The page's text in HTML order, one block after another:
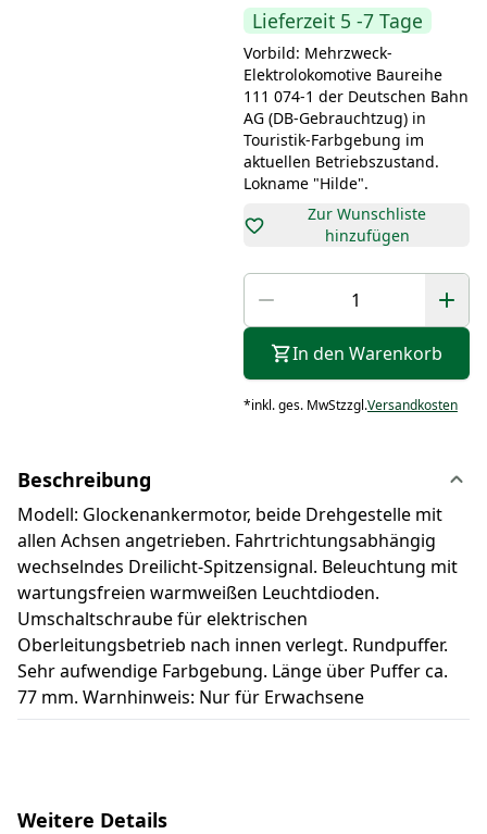
Lieferzeit 5 -7 Tage
Vorbild: Mehrzweck-
Elektrolokomotive Baureihe
111 074-1 der Deutschen Bahn
AG (DB-Gebrauchtzug) in
Touristik-Farbgebung im
aktuellen Betriebszustand.
Lokname "Hilde".
Zur Wunschliste
hinzufügen
In den Warenkorb
*inkl. ges. MwStzzgl.Versandkosten
Beschreibung
Modell: Glockenankermotor, beide Drehgestelle mit
allen Achsen angetrieben. Fahrtrichtungsabhängig
wechselndes Dreilicht-Spitzensignal. Beleuchtung mit
wartungsfreien warmweißen Leuchtdioden.
Umschaltschraube für elektrischen
Oberleitungsbetrieb nach innen verlegt. Rundpuffer.
Sehr aufwendige Farbgebung. Länge über Puffer ca.
77 mm. Warnhinweis: Nur für Erwachsene
Weitere Details